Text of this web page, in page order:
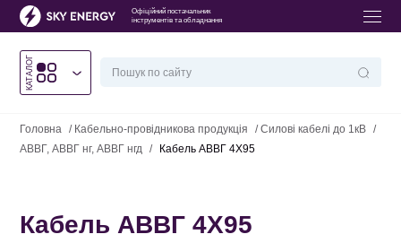
Офіційний постачальник
інструментів та обладнання
КАТАЛОГ
Головна / Кабельно-провідникова продукція /Силові кабелі до 1кВ /
АВВГ, АВВГ нг, АВВГ нгд / Кабель АВВГ 4Х95
Кабель АВВГ 4Х95